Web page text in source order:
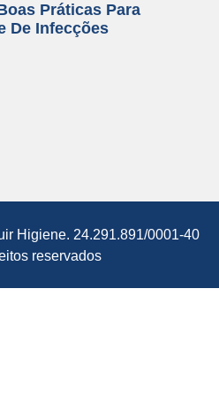
Práticas Para
De Infecções
Higiene. 24.291.891/0001-40
reservados